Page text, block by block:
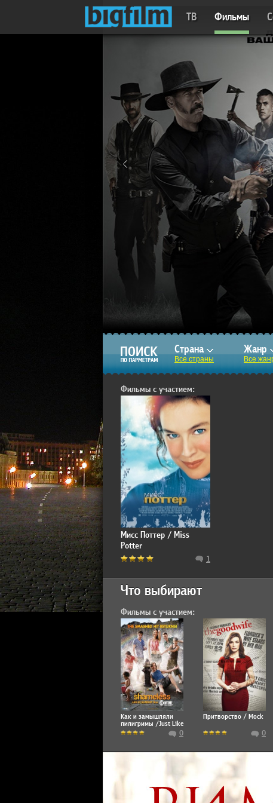
ТВ Фильмы
Страна
Все страны
Жанр
Все
Фильмы с участием:
Мисс Поттер / Miss
Potter
1
Что выбирают
Фильмы с участием:
Как и замышляли
пилигримы /Just Like
the Pilgrims Intended0
Притворство / Mock
0